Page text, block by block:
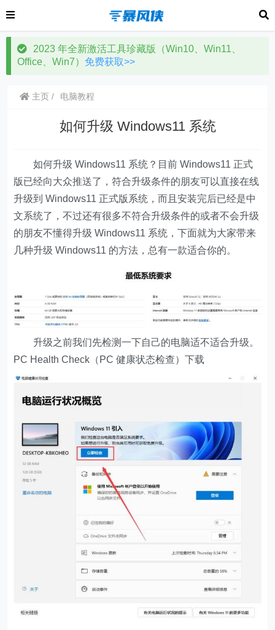
2023 年全新激活工具珍藏版（Win10、Win11、
Office、Win7） 免费获取>>
主页 电脑教程
如何升级 Windows11 系统
如何升级 Windows11 系统？目前 Windows11 正式
版已经向大众推送了，符合升级条件的朋友可以直接在线
升级到 Windows11 正式版系统，而且安装完后已经是中
文系统了，不过还有很多不符合升级条件的或者不会升级
的朋友不懂得升级 Windows11 系统，下面就为大家带来
几种升级 Windows11 的方法，总有一款适合你的。
升级之前我们先检测一下自己的电脑适不适合升级。
PC Health Check（PC 健康状态检查）下载